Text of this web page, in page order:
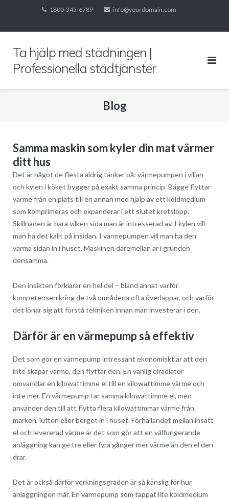
content
1800-345-6789 info@yourdomain.com
Ta hjälp med städningen |
Professionella städtjänster
Blog
Samma maskin som kyler din mat värmer
ditt hus
Det är något de flesta aldrig tänker på: värmepumpen i villan
och kylen i köket bygger på exakt samma princip. Bägge flyttar
värme från en plats till en annan med hjälp av ett köldmedium
som komprimeras och expanderar i ett slutet kretslopp.
Skillnaden är bara vilken sida man är intresserad av. I kylen vill
man ha det kallt på insidan. I värmepumpen vill man ha den
varma sidan in i huset. Maskinen däremellan är i grunden
densamma.
Den insikten förklarar en hel del – bland annat varför
kompetensen kring de två områdena ofta överlappar, och varför
det lönar sig att förstå tekniken innan man investerar i den.
Därför är en värmepump så effektiv
Det som gör en värmepump intressant ekonomiskt är att den
inte skapar värme, den flyttar den. En vanlig elradiator
omvandlar en kilowattimme el till en kilowattimme värme och
inte mer. En värmepump tar samma kilowattimme el, men
använder den till att flytta flera kilowattimmar värme från
marken, luften eller berget in i huset. Förhållandet mellan insatt
el och levererad värme är det som gör att en välfungerande
anläggning kan ge tre eller fyra gånger mer värme än den el den
drar.
Det är också därför verkningsgraden är så känslig för hur
anläggningen mår. En värmepump som tappat lite köldmedium